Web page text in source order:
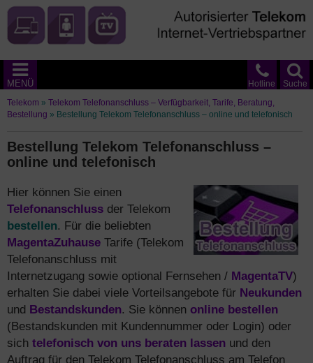
Suche
Hotline
MENÜ
Telekom » Telekom Telefonanschluss – Verfügbarkeit, Tarife, Beratung,
Bestellung » Bestellung Telekom Telefonanschluss – online und telefonisch
Bestellung Telekom Telefonanschluss –
online und telefonisch
Hier können Sie einen
Telefonanschluss der Telekom
bestellen. Für die beliebten
MagentaZuhause Tarife (Telekom
Telefonanschluss mit
Internetzugang sowie optional Fernsehen / MagentaTV)
erhalten Sie dabei viele Vorteilsangebote für Neukunden
und Bestandskunden. Sie können online bestellen
(Bestandskunden mit Kundennummer oder Login) oder
sich telefonisch von uns beraten lassen und den
Auftrag für den Telekom Telefonanschluss am Telefon